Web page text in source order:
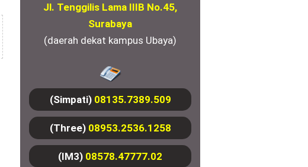
Jl. Tenggilis Lama IIIB No.45,
Surabaya
(daerah dekat kampus Ubaya)
(Simpati) 08135.7389.509
(Three) 08953.2536.1258
(IM3) 08578.47777.02